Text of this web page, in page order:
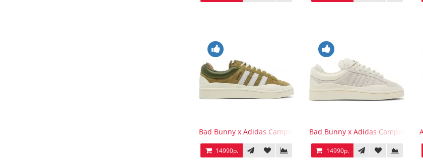
Bad Bunny x Adidas Campus Wild Moss
14990р.
Bad Bunny x Adidas Campus
14990р.